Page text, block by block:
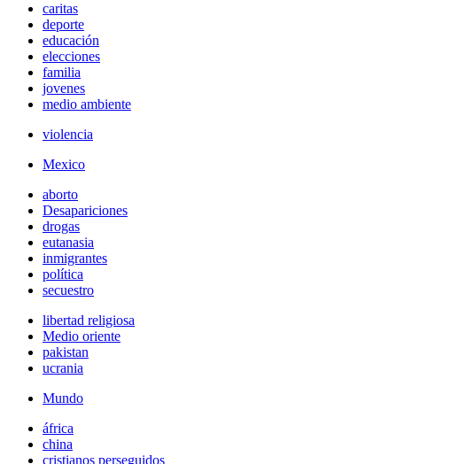
caritas
deporte
educación
elecciones
familia
jovenes
medio ambiente
violencia
Mexico
aborto
Desapariciones
drogas
eutanasia
inmigrantes
política
secuestro
libertad religiosa
Medio oriente
pakistan
ucrania
Mundo
áfrica
china
cristianos perseguidos